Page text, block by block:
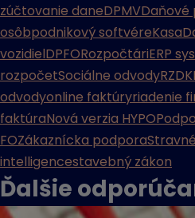
zúčtovanie daneDPMVDaňové
osôbpodnikový softvéreKasa
vozidielDPFORozpočtáriERP
rozpočetSociálne odvodyRZD
odvodyonline faktúryriadenie
faktúraNová verzia HYPO
FOZákaznícka podpora
intelligencestavebný zákon
Ďalšie